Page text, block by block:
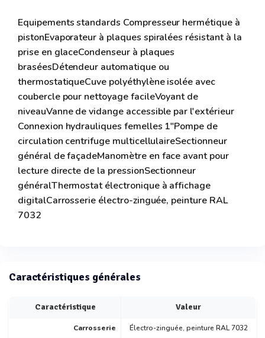
Equipements standards Compresseur hermétique à
pistonEvaporateur à plaques spiralées résistant à la
prise en glaceCondenseur à plaques
braséesDétendeur automatique ou
thermostatiqueCuve polyéthylène isolée avec
coubercle pour nettoyage facileVoyant de
niveauVanne de vidange accessible par l'extérieur
Connexion hydrauliques femelles 1"Pompe de
circulation centrifuge multicellulaireSectionneur
général de façadeManomètre en face avant pour
lecture directe de la pressionSectionneur
généralThermostat électronique à affichage
digitalCarrosserie électro-zinguée, peinture RAL
7032
Caractéristiques générales
Caractéristique Valeur
Carrosserie Électro-zinguée, peinture RAL 7032